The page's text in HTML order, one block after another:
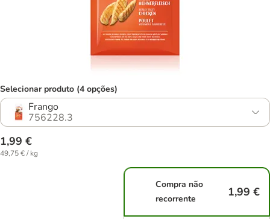
Selecionar produto (4 opções)
Frango
756228.3
1,99 €
49,75 € / kg
Compra não
recorrente
1,99 €